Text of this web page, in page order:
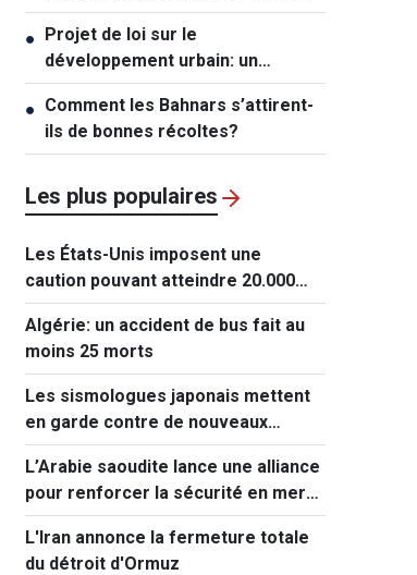
● Projet de loi sur le
développement urbain: un
mécanisme exceptionnel pour Hô
Chi Minh-ville
● Comment les Bahnars s’attirent-
ils de bonnes récoltes?
Les plus populaires
Les États-Unis imposent une
caution pouvant atteindre 20.000
dollars pour les demandes de visa
de ressortissants de 50 pays
Algérie: un accident de bus fait au
moins 25 morts
Les sismologues japonais mettent
en garde contre de nouveaux
séismes majeurs après celui de
Kumamoto
L’Arabie saoudite lance une alliance
pour renforcer la sécurité en mer
Rouge
L'Iran annonce la fermeture totale
du détroit d'Ormuz